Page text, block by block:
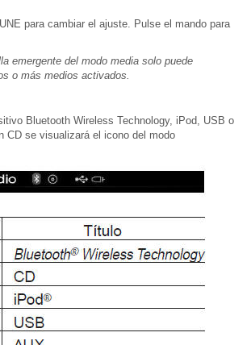
para cambiar el ajuste. Pulse el mando para
emergente del modo media solo puede
o más medios activados.
Bluetooth Wireless Technology, iPod, USB o
CD se visualizará el icono del modo